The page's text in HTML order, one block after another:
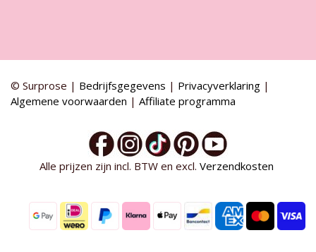
© Surprose | Bedrijfsgegevens | Privacyverklaring |
Algemene voorwaarden | Affiliate programma
Alle prijzen zijn incl. BTW en excl. Verzendkosten